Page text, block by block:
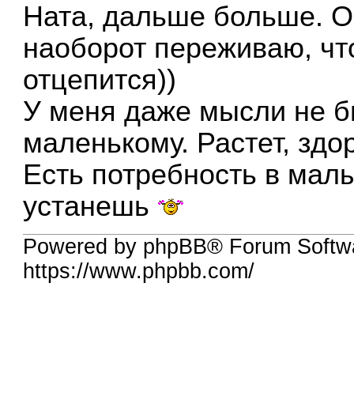
Ната, дальше больше.
наоборот переживаю,
отцепится))
У меня даже мысли не
маленькому. Растет,
Есть потребность в
устанешь
Powered by phpBB® Forum
https://www.phpbb.com/